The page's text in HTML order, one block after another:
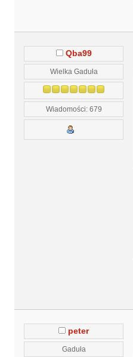
Qba99
Wielka Gaduła
Wiadomości: 679
peter
Gaduła